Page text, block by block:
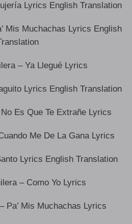
Lyrics English Translation
Mis Muchachas Lyrics English
– Ya Llegué Lyrics
Lyrics English Translation
Es Que Te Extrañe Lyrics
Me De La Gana Lyrics
Lyrics English Translation
– Como Yo Lyrics
Pa’ Mis Muchachas Lyrics